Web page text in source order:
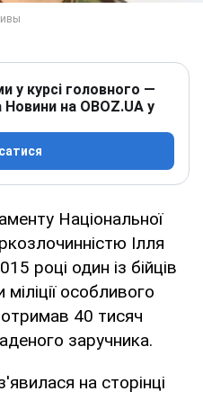
у курсі головного —
Новини на OBOZ.UA у
Національної
Ілля
році один із бійців
особливого
40 тисяч
заручника.
на сторінці